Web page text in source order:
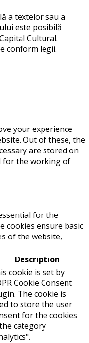
a textelor sau a
este posibilă
Cultural.
conform legii.
your experience
Out of these, the
are stored on
for the working of
for the
cookies ensure basic
of the website,
Description
cookie is set by
Cookie Consent
The cookie is
to store the user
for the cookies
category